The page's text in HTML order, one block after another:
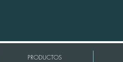
PRODUCTOS